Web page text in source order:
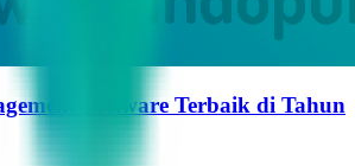
Software Terbaik di Tahun